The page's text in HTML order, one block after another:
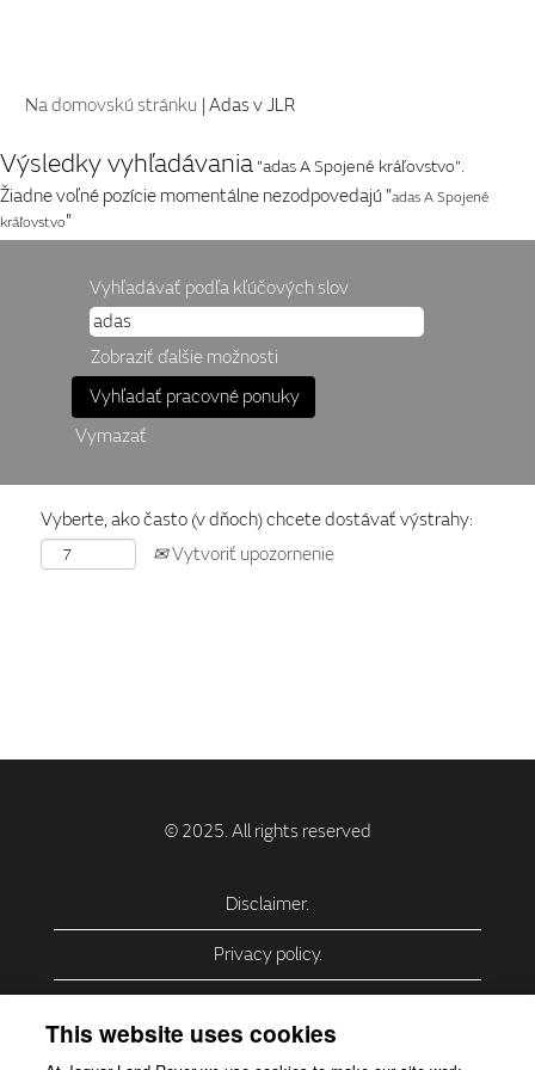
Na domovskú stránku | Adas v JLR(aktuálna
Výsledky vyhľadávania "adas A Spojené kráľovstvo".
Žiadne voľné pozície momentálne nezodpovedajú "adas A Spojené
kráľovstvo"
Vyhľadávať podľa kľúčových slov
Zobraziť ďalšie možnosti
Vymazať
Vyberte, ako často (v dňoch) chcete dostávať výstrahy:
Vytvoriť upozornenie
Disclaimer.
Privacy policy.
This website uses cookies